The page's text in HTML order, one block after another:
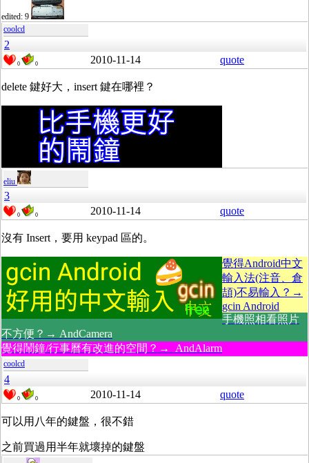
edited: 9
coolcd
2
0 0 2010-11-14 quote
delete 鍵好大，insert 鍵在哪裡？
eliu
3
0 0 2010-11-14 quote
沒有 Insert，要用 keypad 區的。
覺得Android中文
輸入法(注音、倉
頡)不易輸入？→
gcin Android
手機照相看照片
不方便？→ AndCamera
覺得鬧鐘/行事曆有改進的空間？→ AndAlarm
coolcd
4
0 0 2010-11-14 quote
可以用八年的鍵盤，很不錯
之前買過用半年就壞掉的鍵盤